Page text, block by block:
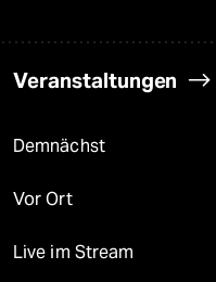
Veranstaltungen
Demnächst
Vor Ort
Live im Stream